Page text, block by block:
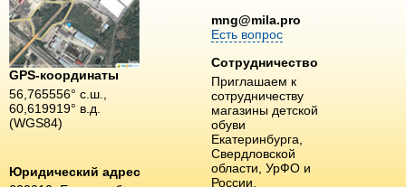
GPS-координаты
56,765556° с.ш.,
60,619919° в.д.
(WGS84)
Юридический адрес
mng@mila.pro
Есть вопрос
Сотрудничество
Приглашаем к
сотрудничеству
магазины детской
обуви
Екатеринбурга,
Свердловской
области, УрФО и
России.